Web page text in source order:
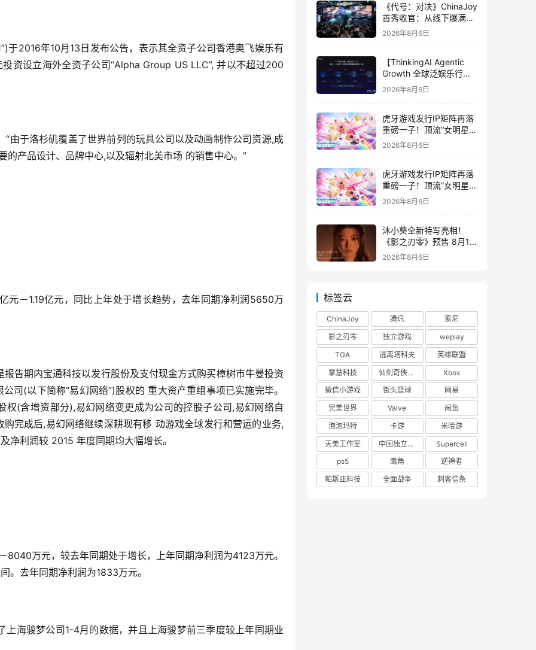
于2016年10月13日发布公告，表示其全资子公司香港奥飞娱乐有
资设立海外全资子公司“Alpha Group US LLC”, 并以不超过200
由于洛杉矶覆盖了世界前列的玩具公司以及动画制作公司资源,成
产品设计、品牌中心,以及辐射北美市场 的销售中心。”
元－1.19亿元，同比上年处于增长趋势，去年同期净利润5650万
告期内宝通科技以发行股份及支付现金方式购买樟树市牛曼投资
司(以下简称“易幻网络”)股权的 重大资产重组事项已实施完毕。
(含增资部分),易幻网络变更成为公司的控股子公司,易幻网络自
完成后,易幻网络继续深耕现有移 动游戏全球发行和营运的业务,
净利润较 2015 年度同期均大幅增长。
万元，较去年同期处于增长，上年同期净利润为4123万元。
。去年同期净利润为1833万元。
海骏梦公司1-4月的数据，并且上海骏梦前三季度较上年同期业
《代号：对决》ChinaJoy
首秀收官：从线下爆满看
见玩家的真实期待
2026年8月6日
【ThinkingAI Agentic
Growth 全球泛娱乐行业
峰会】Agent 时代，人到
底负责什么
2026年8月6日
虎牙游戏发行IP矩阵再落
重磅一子！顶流“女明星”
ZANMANG LOOPY 正版
2026年8月6日
虎牙游戏发行IP矩阵再落
重磅一子！顶流“女明星”
ZANMANG LOOPY 正版
3D消除手游《消消奇遇》
2026年8月6日
沐小葵全新特写亮相！
《影之刃零》预售 8月12
日开启
2026年8月6日
标签云
ChinaJoy 腾讯
索尼
影之刃零
独立游戏
weplay
TGA
逃离塔科夫
英雄联盟
掌慧科技
仙剑奇侠传四
Xbox
微信小游戏
街头篮球
网易
完美世界
Valve
闲鱼
泡泡玛特
卡游
米哈游
天美工作室
中国独立游戏联盟
Supercell
ps5
鹰角
逆神者
帕斯亚科技
全面战争 刺客信条